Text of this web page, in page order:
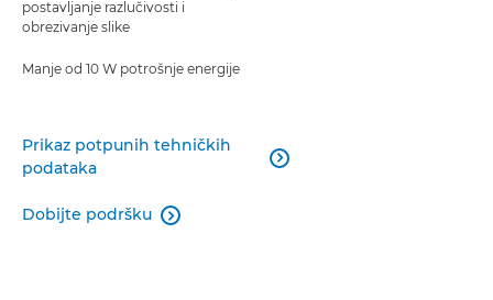
postavljanje razlučivosti i
obrezivanje slike
Manje od 10 W potrošnje energije
Prikaz potpunih tehničkih
podataka

Dobijte podršku 